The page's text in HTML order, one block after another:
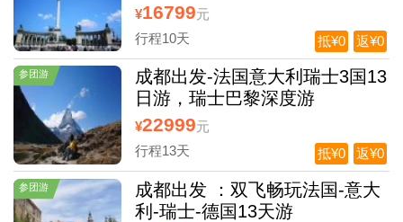
¥16799元
行程10天
返¥0
抵¥0
参团游
成都出发-法国意大利瑞士3国13
日游，瑞士巴黎深度游
¥22999元
行程13天
返¥0
抵¥0
参团游
成都出发 ：双飞畅玩法国-意大
利-瑞士-德国13天游